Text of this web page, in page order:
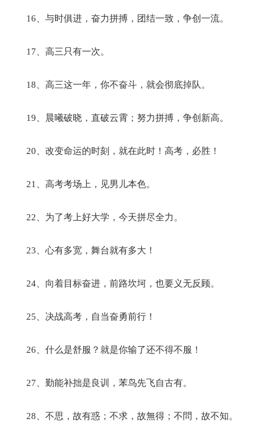
16、与时俱进，奋力拼搏，团结一致，争创一流。
17、高三只有一次。
18、高三这一年，你不奋斗，就会彻底掉队。
19、晨曦破晓，直破云霄；努力拼搏，争创新高。
20、改变命运的时刻，就在此时！高考，必胜！
21、高考考场上，见男儿本色。
22、为了考上好大学，今天拼尽全力。
23、心有多宽，舞台就有多大！
24、向着目标奋进，前路坎坷，也要义无反顾。
25、决战高考，自当奋勇前行！
26、什么是舒服？就是你输了还不得不服！
27、勤能补拙是良训，苯鸟先飞自古有。
28、不思，故有惑；不求，故無得；不問，故不知。